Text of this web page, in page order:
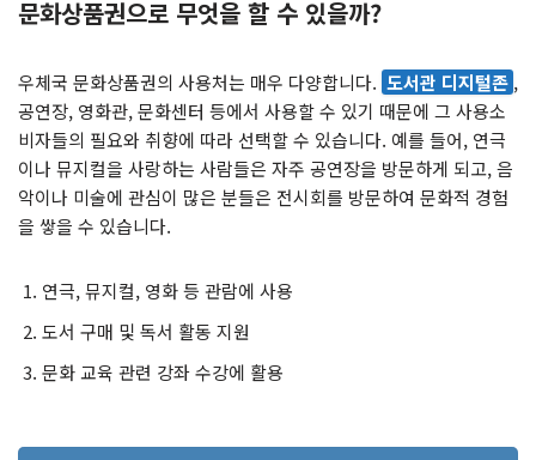
문화상품권으로 무엇을 할 수 있을까?
우체국 문화상품권의 사용처는 매우 다양합니다. 도서관 디지털존 ,
공연장, 영화관, 문화센터 등에서 사용할 수 있기 때문에 그 사용소
비자들의 필요와 취향에 따라 선택할 수 있습니다. 예를 들어, 연극
이나 뮤지컬을 사랑하는 사람들은 자주 공연장을 방문하게 되고, 음
악이나 미술에 관심이 많은 분들은 전시회를 방문하여 문화적 경험
을 쌓을 수 있습니다.
연극, 뮤지컬, 영화 등 관람에 사용
도서 구매 및 독서 활동 지원
문화 교육 관련 강좌 수강에 활용